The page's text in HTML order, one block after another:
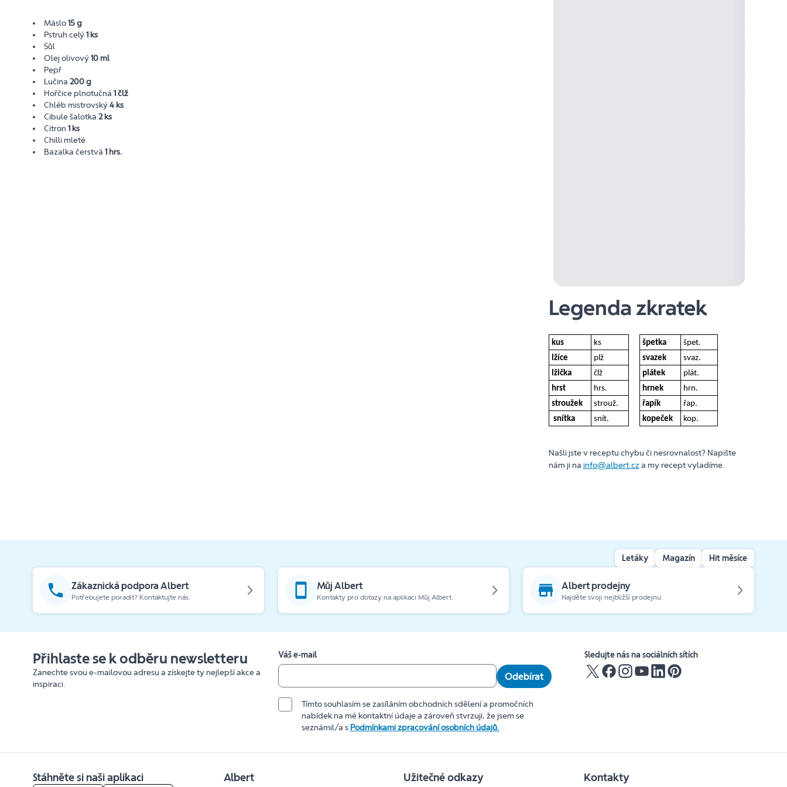
Máslo15 g
Pstruh celý1 ks
Sůl
Olej olivový10 ml
Pepř
Lučina200 g
Hořčice plnotučná1 člž
Chléb mistrovský4 ks
Cibule šalotka2 ks
Citron1 ks
Chilli mleté
Bazalka čerstvá1 hrs.
Legenda zkratek
kus ks špetka
špet.
lžíce
plž svazek
svaz.
lžička
člž plátek
plát.
hrst
hrs. hrnek
hrn.
stroužek
strouž. řapík
řap.
snítka
snít. kopeček kop.
Našli jste v receptu chybu či nesrovnalost? Napište
nám ji na info@albert.cza my recept vyladíme.
Letáky Magazín Hit měsíce
Zákaznická podpora Albert
Potřebujete poradit? Kontaktujte nás.
Můj Albert
Kontakty pro dotazy na aplikaci Můj Albert.
Albert prodejny
Najděte svoji nejbližší prodejnu.
Přihlaste se k odběru newsletteru
Zanechte svou e-mailovou adresu a získejte ty nejlepší akce a
inspiraci.
Váš e-mail
Odebírat
Tímto souhlasím se zasíláním obchodních sdělení a promočních
nabídek na mé kontaktní údaje a zároveň stvrzuji, že jsem se
seznámil/a s Podmínkami zpracování osobních údajů.
Sledujte nás na sociálních sítích
Stáhněte si naši aplikaci Albert Užitečné odkazy Kontakty